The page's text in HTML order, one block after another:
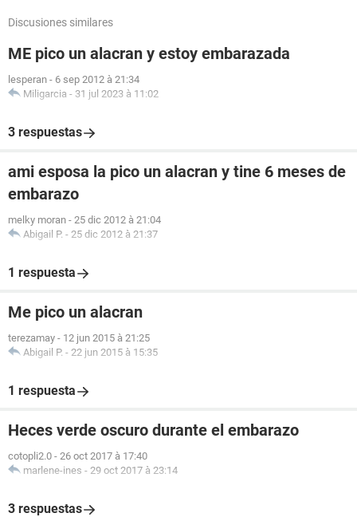
Discusiones similares
ME pico un alacran y estoy embarazada
lesperan - 6 sep 2012 à 21:34
Miligarcia - 31 jul 2023 à 11:02
3 respuestas
ami esposa la pico un alacran y tine 6 meses de
embarazo
melky moran - 25 dic 2012 à 21:04
Abigail P. - 25 dic 2012 à 21:37
1 respuesta
Me pico un alacran
terezamay - 12 jun 2015 à 21:25
Abigail P. - 22 jun 2015 à 15:35
1 respuesta
Heces verde oscuro durante el embarazo
cotopli2.0 - 26 oct 2017 à 17:40
marlene-ines - 29 oct 2017 à 23:14
3 respuestas